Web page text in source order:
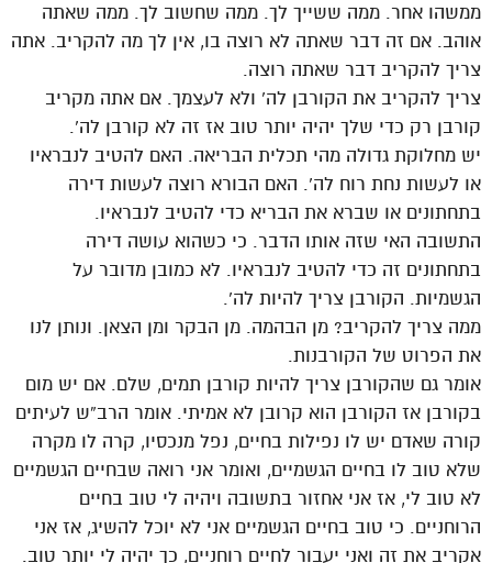
ממשהו אחר. ממה ששייך לך. ממה שחשוב לך. ממה שאתה
אוהב. אם זה דבר שאתה לא רוצה בו, אין לך מה להקריב. אתה
צריך להקריב דבר שאתה רוצה.
צריך להקריב את הקורבן לה’ ולא לעצמך. אם אתה מקריב
קורבן רק כדי שלך יהיה יותר טוב אז זה לא קורבן לה’.
יש מחלוקת גדולה מהי תכלית הבריאה. האם להטיב לנבראיו
או לעשות נחת רוח לה’. האם הבורא רוצה לעשות דירה
בתחתונים או שברא את הבריא כדי להטיב לנבראיו.
התשובה האי שזה אותו הדבר. כי כשהוא עושה דירה
בתחתונים זה כדי להטיב לנבראיו. לא כמובן מדובר על
הגשמיות. הקורבן צריך להיות לה’.
ממה צריך להקריב? מן הבהמה. מן הבקר ומן הצאן. ונותן לנו
את הפרוט של הקורבנות.
אומר גם שהקורבן צריך להיות קורבן תמים, שלם. אם יש מום
בקורבן אז הקורבן הוא קרובן לא אמיתי. אומר הרב”ש לעיתים
קורה שאדם יש לו נפילות בחיים, נפל מנכסיו, קרה לו מקרה
שלא טוב לו בחיים הגשמיים, ואומר אני רואה שבחיים הגשמיים
לא טוב לי, אז אני אחזור בתשובה ויהיה לי טוב בחיים
הרוחניים. כי טוב בחיים הגשמיים אני לא יוכל להשיג, אז אני
אקריב את זה ואני יעבור לחיים רוחניים, כך יהיה לי יותר טוב.